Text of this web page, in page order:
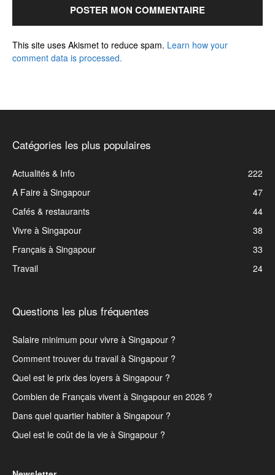
This site uses Akismet to reduce spam. Learn how your
comment data is processed.
Catégories les plus populaires
Actualités & Info
222
A Faire à Singapour
47
Cafés & restaurants
44
Vivre à Singapour
38
Français à Singapour
33
Travail
24
Questions les plus fréquentes
Salaire minimum pour vivre à Singapour ?
Comment trouver du travail à Singapour ?
Quel est le prix des loyers à Singapour ?
Combien de Français vivent à Singapour en 2026 ?
Dans quel quartier habiter à Singapour ?
Quel est le coût de la vie à Singapour ?